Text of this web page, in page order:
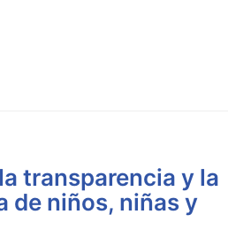
transparencia y la
de niños, niñas y